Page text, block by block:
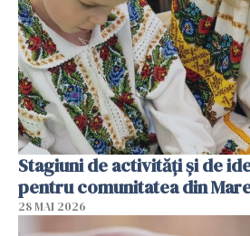
Stagiuni de activități și de
pentru comunitatea din
28 MAI 2026